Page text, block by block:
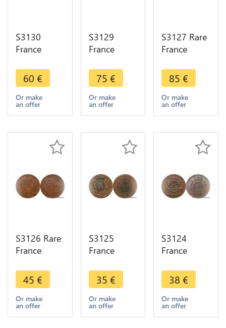
S3130
France
Etats
Bourgogne
Louis XV
Nobis Dvx
Soliqve
60 €
Or make
an offer
S3129
France
Etats
Bourgogne
Louis XV
Comitia
1749 SPL -
>M offer
75 €
Or make
an offer
S3127 Rare
France
Jean
Tisserand
Vicomte
Maïeur
- Faire Offre
85 €
Or make
an offer
S3126 Rare
France
Etienne
Baudinet
Maire
Vicomte
45 €
Or make
an offer
S3125
France
Jean Pierre
Burteur
Maire
Vicomte
35 €
Or make
an offer
S3124
France
Nicolas
Claude
Rousselot
Conseiller
38 €
Or make
an offer